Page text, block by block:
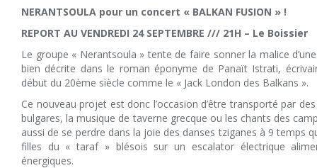
NERANTSOULA pour un concert « BALKAN FUSION » !
REPORT AU VENDREDI 24 SEPTEMBRE /// 21H – Le Boissier
Le groupe « Nerantsoula » tente de faire sonner la malice
bien décrite dans le roman éponyme de Panaït Istrati,
début du 20ème siècle comme le « Jack London des Balkans ».
Ce nouveau projet est donc l’occasion d’être transporté par
bulgares, la musique de taverne grecque ou les chants des
aussi de se perdre dans la joie des danses tziganes à 9 temps
filles du « taraf » blésois sur un escalator électrique
énergiques.